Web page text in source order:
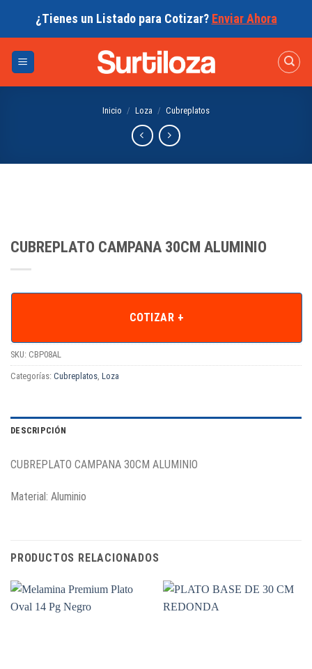
¿Tienes un Listado para Cotizar? Enviar Ahora
Inicio / Loza / Cubreplatos
CUBREPLATO CAMPANA 30CM ALUMINIO
COTIZAR +
SKU: CBP08AL
Categorías: Cubreplatos, Loza
DESCRIPCIÓN
CUBREPLATO CAMPANA 30CM ALUMINIO
Material: Aluminio
PRODUCTOS RELACIONADOS